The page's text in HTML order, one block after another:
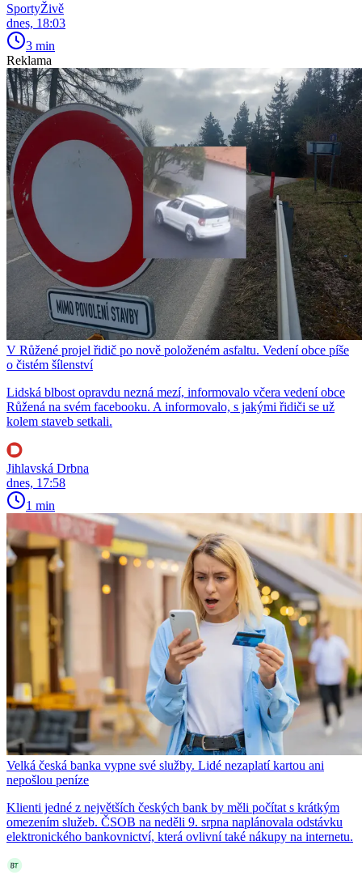
SportyŽivě
dnes, 18:03
3 min
Reklama
V Růžené projel řidič po nově položeném asfaltu. Vedení obce píše
o čistém šílenství
Lidská blbost opravdu nezná mezí, informovalo včera vedení obce
Růžená na svém facebooku. A informovalo, s jakými řidiči se už
kolem staveb setkali.
Jihlavská Drbna
dnes, 17:58
1 min
Velká česká banka vypne své služby. Lidé nezaplatí kartou ani
nepošlou peníze
Klienti jedné z největších českých bank by měli počítat s krátkým
omezením služeb. ČSOB na neděli 9. srpna naplánovala odstávku
elektronického bankovnictví, která ovlivní také nákupy na internetu.